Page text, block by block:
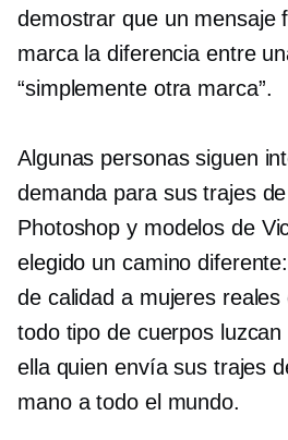
demostrar que un mensaje
marca la diferencia entre
“simplemente otra marca”.
Algunas personas siguen
demanda para sus trajes
Photoshop y modelos de
elegido un camino
de calidad a mujeres
todo tipo de cuerpos
ella quien envía sus trajes
mano a todo el mundo.